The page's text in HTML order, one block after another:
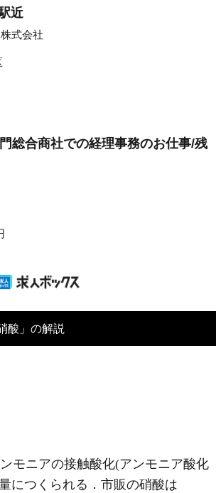
近
式会社
総合商社での経理事務のお仕事/残
酸」の解説
モニアの接触酸化(アンモニア酸化
につくられる．市販の硝酸は